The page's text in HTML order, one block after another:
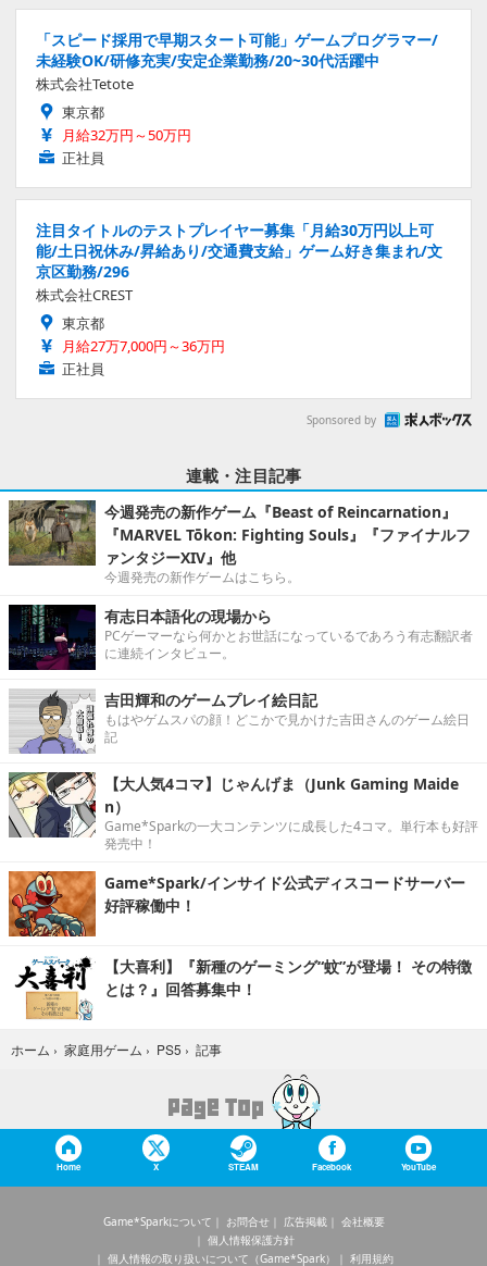
「スピード採用で早期スタート可能」ゲームプログラマー/
未経験OK/研修充実/安定企業勤務/20~30代活躍中
株式会社Tetote
東京都
月給32万円～50万円
正社員
注目タイトルのテストプレイヤー募集「月給30万円以上可
能/土日祝休み/昇給あり/交通費支給」ゲーム好き集まれ/文
京区勤務/296
株式会社CREST
東京都
月給27万7,000円～36万円
正社員
Sponsored by
連載・注目記事
今週発売の新作ゲーム『Beast of Reincarnation』
『MARVEL Tōkon: Fighting Souls』『ファイナルフ
ァンタジーXIV』他
今週発売の新作ゲームはこちら。
有志日本語化の現場から
PCゲーマーなら何かとお世話になっているであろう有志翻訳者
に連続インタビュー。
吉田輝和のゲームプレイ絵日記
もはやゲムスパの顔！どこかで見かけた吉田さんのゲーム絵日
記
【大人気4コマ】じゃんげま（Junk Gaming Maide
n）
Game*Sparkの一大コンテンツに成長した4コマ。単行本も好評
発売中！
Game*Spark/インサイド公式ディスコードサーバー
好評稼働中！
【大喜利】『新種のゲーミング“蚊”が登場！ その特徴
とは？』回答募集中！
ホーム › 家庭用ゲーム › PS5 › 記事
Home X STEAM Facebook YouTube
Game*Sparkについて お問合せ 広告掲載
会社概要
個人情報保護方針
個人情報の取り扱いについて（Game*Spark）
利用規約